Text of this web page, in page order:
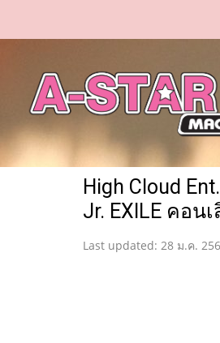
High Cloud
Jr. EXILE คอน
Last updated: 28 ม.ค.